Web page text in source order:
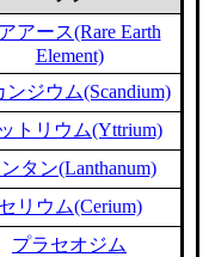
アース(Rare Earth
Element)
ンジウム(Scandium)
トリウム(Yttrium)
タン(Lanthanum)
セリウム(Cerium)
プラセオジム